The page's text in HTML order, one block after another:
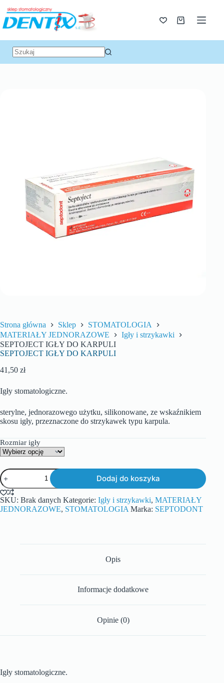
Strona główna Sklep
STOMATOLOGIA
MATERIAŁY JEDNORAZOWE
Igły i strzykawki
SEPTOJECT IGŁY DO KARPULI
SEPTOJECT IGŁY DO KARPULI
41,50 zł
Igły stomatologiczne.
sterylne, jednorazowego użytku, silikonowane, ze wskaźnikiem
skosu igły, przeznaczone do strzykawek typu karpula.
Rozmiar igły
Dodaj do koszyka
SKU: Brak danych Kategorie: Igły i strzykawki, MATERIAŁY
JEDNORAZOWE, STOMATOLOGIA Marka: SEPTODONT
Opis
Informacje dodatkowe
Opinie (0)
Igły stomatologiczne.